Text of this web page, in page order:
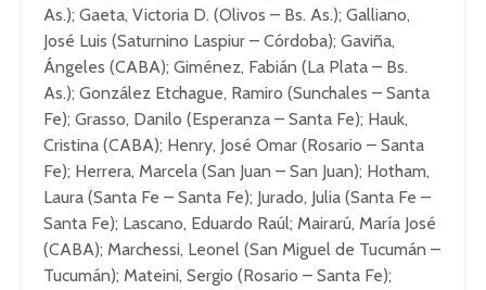
As.); Gaeta, Victoria D. (Olivos – Bs. As.); Galliano,
José Luis (Saturnino Laspiur – Córdoba); Gaviña,
Ángeles (CABA); Giménez, Fabián (La Plata – Bs.
As.); González Etchague, Ramiro (Sunchales – Santa
Fe); Grasso, Danilo (Esperanza – Santa Fe); Hauk,
Cristina (CABA); Henry, José Omar (Rosario – Santa
Fe); Herrera, Marcela (San Juan – San Juan); Hotham,
Laura (Santa Fe – Santa Fe); Jurado, Julia (Santa Fe –
Santa Fe); Lascano, Eduardo Raúl; Mairarú, María José
(CABA); Marchessi, Leonel (San Miguel de Tucumán –
Tucumán); Mateini, Sergio (Rosario – Santa Fe);